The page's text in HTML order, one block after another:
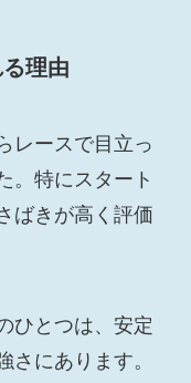
理由
レースで目立っ
。特にスタート
ばきが高く評価
ひとつは、安定
さにあります。